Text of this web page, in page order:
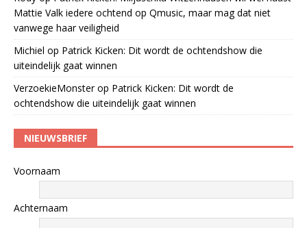
Mattie Valk iedere ochtend op Qmusic, maar mag dat niet
vanwege haar veiligheid
Michiel op Patrick Kicken: Dit wordt de ochtendshow die
uiteindelijk gaat winnen
VerzoekieMonsterop Patrick Kicken: Dit wordt de
ochtendshow die uiteindelijk gaat winnen
NIEUWSBRIEF
Voornaam
Achternaam